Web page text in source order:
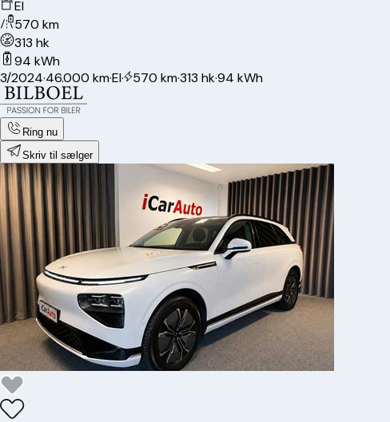
El
570 km
313 hk
94 kWh
3/2024·46.000 km·El· 570 km·313 hk·94 kWh
Ring nu
Skriv til sælger